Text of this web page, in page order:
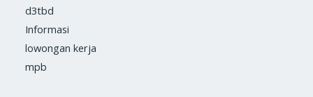
d3tbd
Informasi
lowongan kerja
mpb